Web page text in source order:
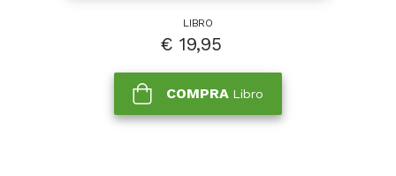
LIBRO
€ 19,95
COMPRA Libro